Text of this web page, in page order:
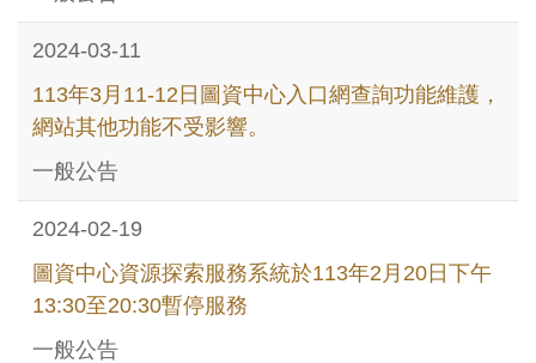
2024-03-11
113年3月11-12日圖資中心入口網查詢功能維護，
網站其他功能不受影響。
一般公告
2024-02-19
圖資中心資源探索服務系統於113年2月20日下午
13:30至20:30暫停服務
一般公告